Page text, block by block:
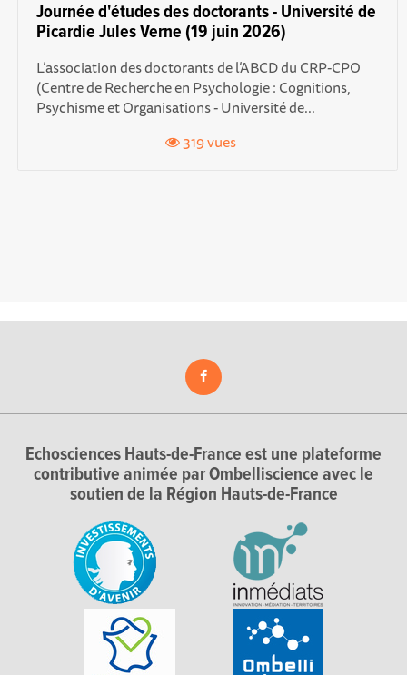
Journée d'études des doctorants - Université de
Picardie Jules Verne (19 juin 2026)
L’association des doctorants de l’ABCD du CRP-CPO
(Centre de Recherche en Psychologie : Cognitions,
Psychisme et Organisations - Université de...
319 vues
Echosciences Hauts-de-France est une plateforme
contributive animée par Ombelliscience avec le
soutien de la Région Hauts-de-France